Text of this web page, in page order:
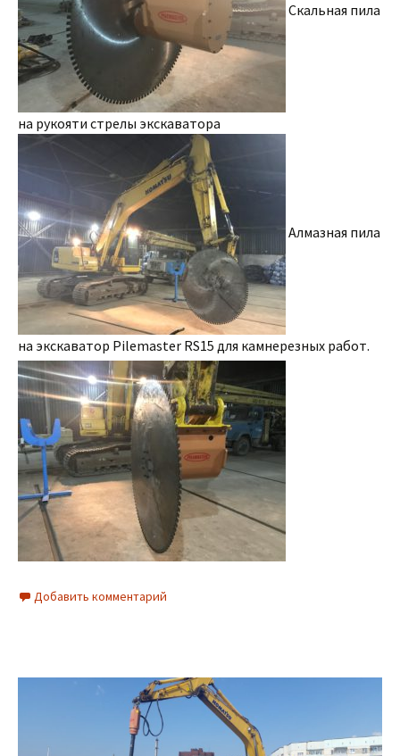
Скальная пила
на рукояти стрелы экскаватора
Алмазная пила
на экскаватор Pilemaster RS15 для камнерезных работ.
Добавить комментарий